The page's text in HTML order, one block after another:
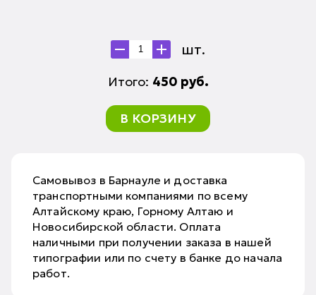
шт.
Итого: 450 руб.
В КОРЗИНУ
Самовывоз в Барнауле и доставка
транспортными компаниями по всему
Алтайскому краю, Горному Алтаю и
Новосибирской области. Оплата
наличными при получении заказа в нашей
типографии или по счету в банке до начала
работ.